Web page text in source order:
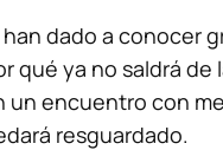
dado a conocer
qué ya no saldrá de
un encuentro con
resguardado.